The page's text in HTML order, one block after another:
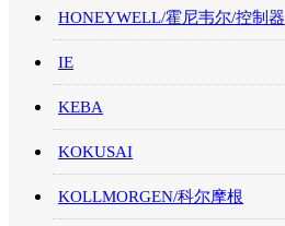
HONEYWELL/霍尼韦尔/控制器
IE
KEBA
KOKUSAI
KOLLMORGEN/科尔摩根